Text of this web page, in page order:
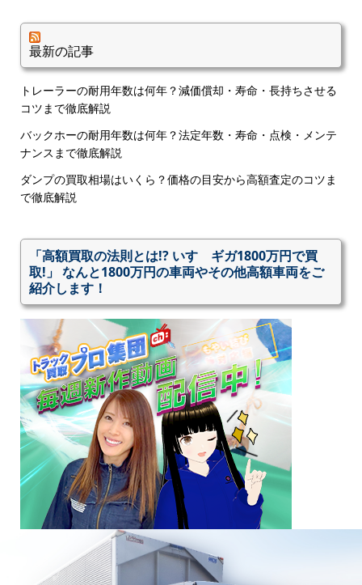
最新の記事
トレーラーの耐用年数は何年？減価償却・寿命・長持ちさせる
コツまで徹底解説
バックホーの耐用年数は何年？法定年数・寿命・点検・メンテ
ナンスまで徹底解説
ダンプの買取相場はいくら？価格の目安から高額査定のコツま
で徹底解説
「高額買取の法則とは!? いすゞギガ1800万円で買
取!」 なんと1800万円の車両やその他高額車両をご
紹介します！